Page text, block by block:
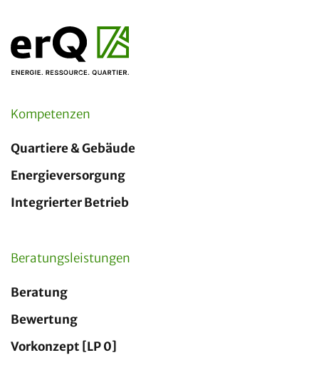
Kompetenzen
Quartiere & Gebäude
Energieversorgung
Integrierter Betrieb
Beratungsleistungen
Beratung
Bewertung
Vorkonzept [LP 0]